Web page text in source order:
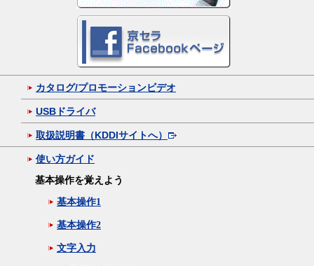
カタログ/プロモーションビデオ
USBドライバ
取扱説明書（KDDIサイトへ）
使い方ガイド
基本操作を覚えよう
基本操作1
基本操作2
文字入力